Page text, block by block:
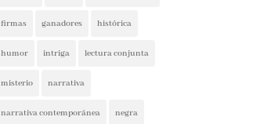
firmas ganadores histórica
humor intriga lectura conjunta
misterio narrativa
narrativa contemporánea negra